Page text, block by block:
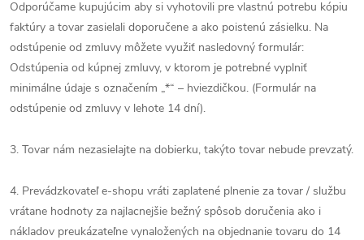
Odporúčame kupujúcim aby si vyhotovili pre vlastnú potrebu kópiu
faktúry a tovar zasielali doporučene a ako poistenú zásielku. Na
odstúpenie od zmluvy môžete využiť nasledovný formulár:
Odstúpenia od kúpnej zmluvy, v ktorom je potrebné vyplniť
minimálne údaje s označením „*“ – hviezdičkou. (Formulár na
odstúpenie od zmluvy v lehote 14 dní).
3. Tovar nám nezasielajte na dobierku, takýto tovar nebude prevzatý.
4. Prevádzkovateľ e-shopu vráti zaplatené plnenie za tovar / službu
vrátane hodnoty za najlacnejšie bežný spôsob doručenia ako i
nákladov preukázateľne vynaložených na objednanie tovaru do 14